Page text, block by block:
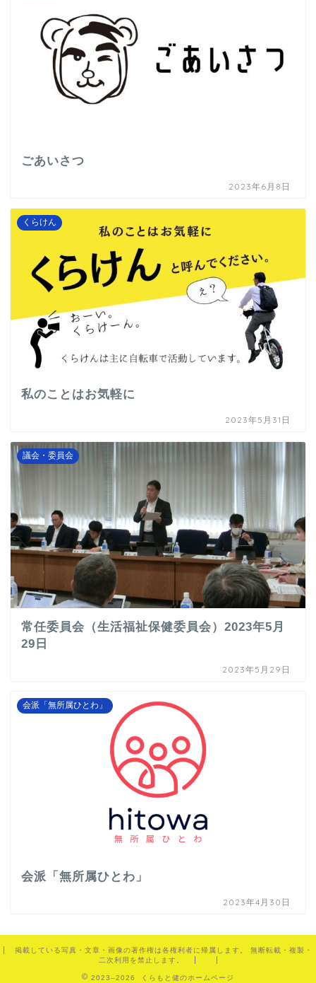
ごあいさつ
2023年6月8日
くらけん
私のことはお気軽に
2023年5月31日
議会・委員会
常任委員会（生活福祉保健委員会）2023年5月
29日
2023年5月29日
会派「無所属ひとわ」
会派「無所属ひとわ」
2023年4月30日
掲載している写真・文章・画像の著作権は各権利者に帰属します。 無断転載・複製・
二次利用を禁止します。
2023–2026 くらもと健のホームページ